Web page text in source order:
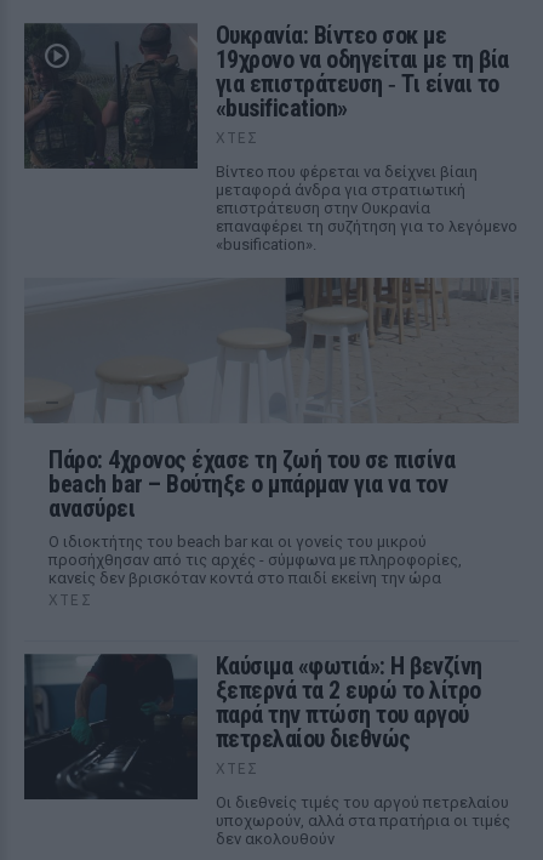
Ουκρανία: Βίντεο σοκ με
19χρονο να οδηγείται με τη βία
για επιστράτευση ‑ Τι είναι το
«busification»
ΧΤΕΣ
Βίντεο που φέρεται να δείχνει βίαιη
μεταφορά άνδρα για στρατιωτική
επιστράτευση στην Ουκρανία
επαναφέρει τη συζήτηση για το λεγόμενο
«busification».
Πάρο: 4χρονος έχασε τη ζωή του σε πισίνα
beach bar – Βούτηξε ο μπάρμαν για να τον
ανασύρει
Ο ιδιοκτήτης του beach bar και οι γονείς του μικρού
προσήχθησαν από τις αρχές - σύμφωνα με πληροφορίες,
κανείς δεν βρισκόταν κοντά στο παιδί εκείνη την ώρα
ΧΤΕΣ
Καύσιμα «φωτιά»: Η βενζίνη
ξεπερνά τα 2 ευρώ το λίτρο
παρά την πτώση του αργού
πετρελαίου διεθνώς
ΧΤΕΣ
Οι διεθνείς τιμές του αργού πετρελαίου
υποχωρούν, αλλά στα πρατήρια οι τιμές
δεν ακολουθούν